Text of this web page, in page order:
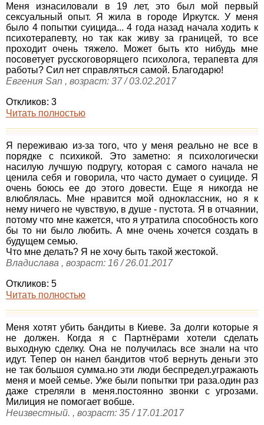
Меня изнасиловали в 19 лет, это был мой первый
сексуальный опыт. Я жила в городе Иркутск. У меня
было 4 попытки суицида... 4 года назад начала ходить к
психотерапевту, но так как живу за границей, то все
проходит очень тяжело. Может быть кто нибудь мне
посоветует русскоговорящего психолога, терапевта для
работы? Сил нет справляться самой. Благодарю!
Евгения San , возраст: 37 / 03.02.2017
Откликов: 3
Читать полностью
Я переживаю из-за того, что у меня реально не все в
порядке с психикой. Это заметно: я психологически
насилую лучшую подругу, которая с самого начала не
ценила себя и говорила, что часто думает о суициде. Я
очень боюсь ее до этого довести. Еще я никогда не
влюблялась. Мне нравится мой одноклассник, но я к
нему ничего не чувствую, в душе - пустота. Я в отчаянии,
потому что мне кажется, что я утратила способность кого
бы то ни было любить. А мне очень хочется создать в
будущем семью.
Что мне делать? Я не хочу быть такой жестокой.
Владислава , возраст: 16 / 26.01.2017
Откликов: 5
Читать полностью
Меня хотят убить бандиты в Киеве. За долги которые я
не должен. Когда я с Партнёрами хотели сделать
выходную сделку. Она не получилась все знали на что
идут. Тепер он нанел бандитов чтоб вернуть деньги это
не так большоя сумма.но эти люди беспредел.угражають
меня и моей семье. Уже были попытки три раза.один раз
даже стреляли в меня.постоянно звонки с угрозами.
Милиция не помогает вобше.
Неизвестный. , возраст: 35 / 17.01.2017